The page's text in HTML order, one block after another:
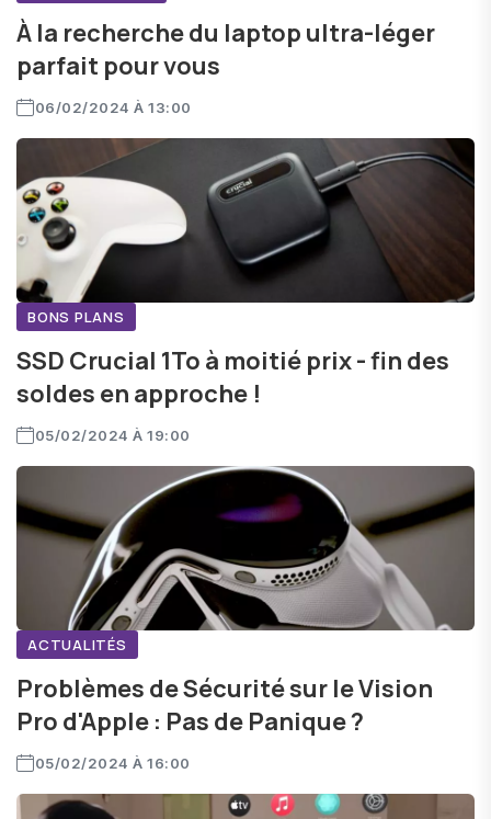
À la recherche du laptop ultra-léger
parfait pour vous
06/02/2024 À 13:00
BONS PLANS
SSD Crucial 1To à moitié prix - fin des
soldes en approche !
05/02/2024 À 19:00
ACTUALITÉS
Problèmes de Sécurité sur le Vision
Pro d'Apple : Pas de Panique ?
05/02/2024 À 16:00